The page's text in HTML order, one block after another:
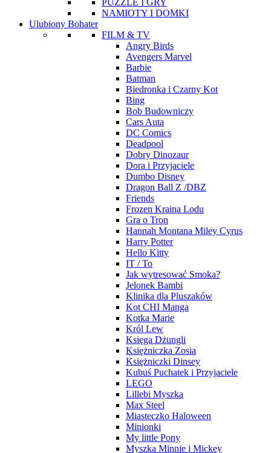
PUZZLE I GRY
NAMIOTY I DOMKI
Ulubiony Bohater
FILM & TV
Angry Birds
Avengers Marvel
Barbie
Batman
Biedronka i Czarny Kot
Bing
Bob Budowniczy
Cars Auta
DC Comics
Deadpool
Dobry Dinozaur
Dora i Przyjaciele
Dumbo Disney
Dragon Ball Z /DBZ
Friends
Frozen Kraina Lodu
Gra o Tron
Hannah Montana Miley Cyrus
Harry Potter
Hello Kitty
IT / To
Jak wytresować Smoka?
Jelonek Bambi
Klinika dla Pluszaków
Kot CHI Manga
Kotka Marie
Król Lew
Księga Dżungli
Księżniczka Zosia
Księżniczki Dinsey
Kubuś Puchatek i Przyjaciele
LEGO
Lillebi Myszka
Max Steel
Miasteczko Haloween
Minionki
My little Pony
Myszka Minnie i Mickey